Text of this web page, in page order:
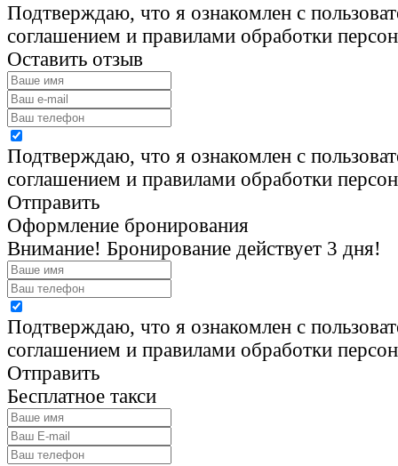
Подтверждаю, что я ознакомлен с
соглашением и правилами обработки
Оставить отзыв
Подтверждаю, что я ознакомлен с
соглашением и правилами обработки
Отправить
Оформление бронирования
Внимание! Бронирование действует 3 дня!
Подтверждаю, что я ознакомлен с
соглашением и правилами обработки
Отправить
Бесплатное такси